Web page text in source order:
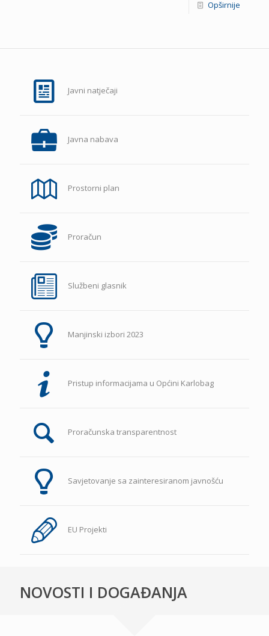
Opširnije
Javni natječaji
Javna nabava
Prostorni plan
Proračun
Službeni glasnik
Manjinski izbori 2023
Pristup informacijama u Općini Karlobag
Proračunska transparentnost
Savjetovanje sa zainteresiranom javnošću
EU Projekti
NOVOSTI I DOGAĐANJA